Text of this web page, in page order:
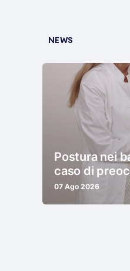
NEWS
Postura nei
caso di
07 Ago 2026